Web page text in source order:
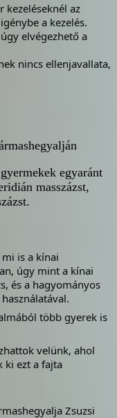
kezeléseknél az
a kezelés.
elvégezhető a
nincs ellenjavallata,
egyaránt
masszázst,
is a kínai
úgy mint a kínai
és a hagyományos
több gyerek is
velünk, ahol
ki ezt a fajta
Zsuzsi